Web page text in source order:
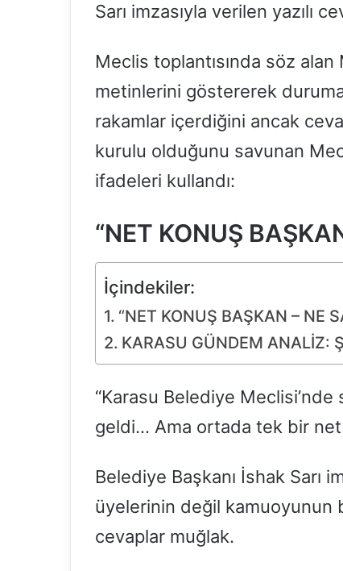
Sarı imzasıyla verilen yazılı
Meclis toplantısında söz
metinlerini göstererek
rakamlar içerdiğini ancak
kurulu olduğunu savunan
ifadeleri kullandı:
“NET KONUŞ
İçindekiler:
“NET KONUŞ BAŞKAN – NE
KARASU GÜNDEM ANALİZ:
“Karasu Belediye Meclisi’nde
geldi… Ama ortada tek bir
Belediye Başkanı İshak Sarı
üyelerinin değil kamuoyunun
cevaplar muğlak.